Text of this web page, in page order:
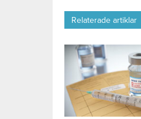
Relaterade artiklar